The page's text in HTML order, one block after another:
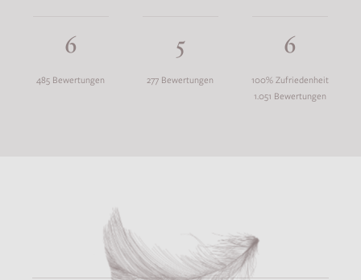
6
485 Bewertungen
5
277 Bewertungen
6
100% Zufriedenheit
1.051 Bewertungen